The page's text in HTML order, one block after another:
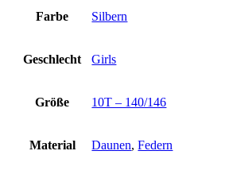
Farbe Silbern
Geschlecht Girls
Größe 10T – 140/146
Material Daunen,Federn